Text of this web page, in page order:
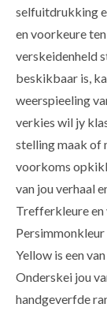
selfuitdrukking
en voorkeure
verskeidenheld
beskikbaar is,
weerspieeling
verkies wil jy
stelling maak of
voorkoms
van jou verhaal
Trefferkleure en
Persimmonkleur
Yellow is een
Onderskei jou
handgeverfde